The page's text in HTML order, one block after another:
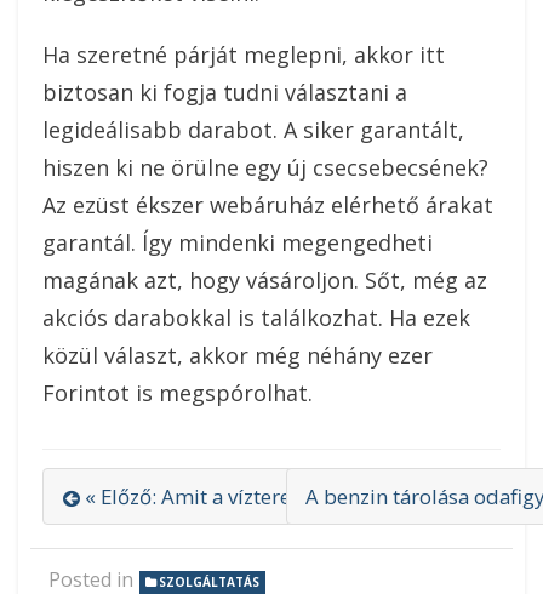
Ha szeretné párját meglepni, akkor itt
biztosan ki fogja tudni választani a
legideálisabb darabot. A siker garantált,
hiszen ki ne örülne egy új csecsebecsének?
Az ezüst ékszer webáruház elérhető árakat
garantál. Így mindenki megengedheti
magának azt, hogy vásároljon. Sőt, még az
akciós darabokkal is találkozhat. Ha ezek
közül választ, akkor még néhány ezer
Forintot is megspórolhat.
« Előző: Amit a vízteres kandallóbetétről tudni
A benzin tárolása
Posted in SZOLGÁLTATÁS